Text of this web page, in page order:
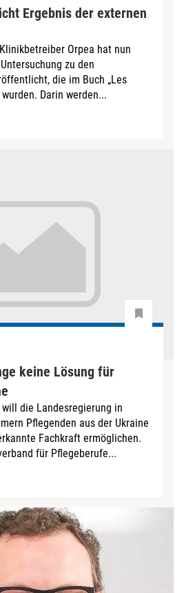
Ergebnis der externen
Orpea hat nun
zu den
die im Buch „Les
Darin werden...
keine Lösung für
die Landesregierung in
Pflegenden aus der Ukraine
Fachkraft ermöglichen.
für Pflegeberufe...